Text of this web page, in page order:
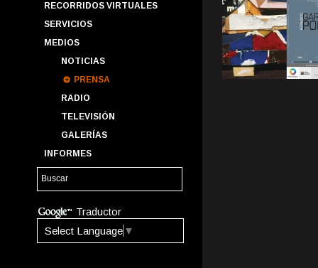
RECORRIDOS VIRTUALES
SERVICIOS
MEDIOS
NOTICIAS
PRENSA
RADIO
TELEVISIÓN
GALERÍAS
INFORMES
Traductor
Select Language ▼